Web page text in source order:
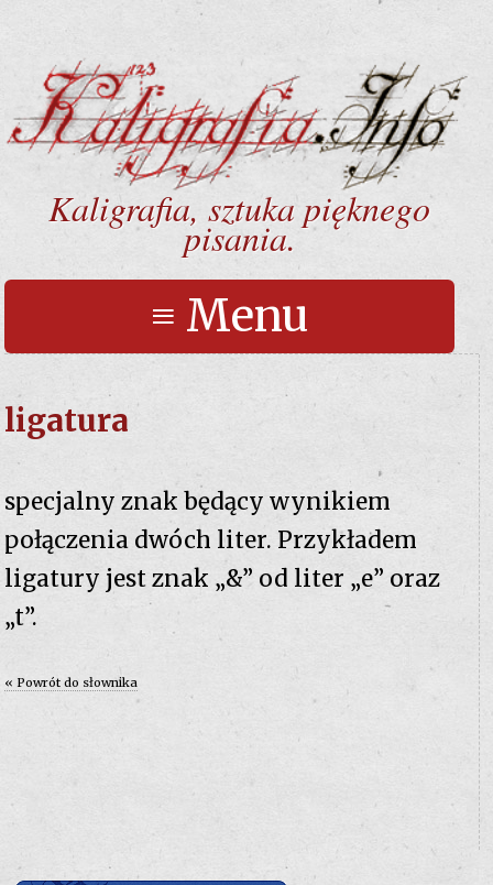
Kaligrafia, sztuka pięknego
pisania.
≡ Menu
ligatura
specjalny znak będący wynikiem
połączenia dwóch liter. Przykładem
ligatury jest znak „&” od liter „e” oraz
„t”.
« Powrót do słownika